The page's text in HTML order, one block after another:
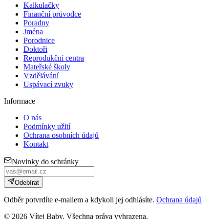
Kalkulačky
Finanční průvodce
Poradny
Jména
Porodnice
Doktoři
Reprodukční centra
Mateřské školy
Vzdělávání
Uspávací zvuky
Informace
O nás
Podmínky užití
Ochrana osobních údajů
Kontakt
Novinky do schránky
Odebírat
Odběr potvrdíte e-mailem a kdykoli jej odhlásíte. Ochrana údajů
© 2026 Vítej Baby. Všechna práva vyhrazena.